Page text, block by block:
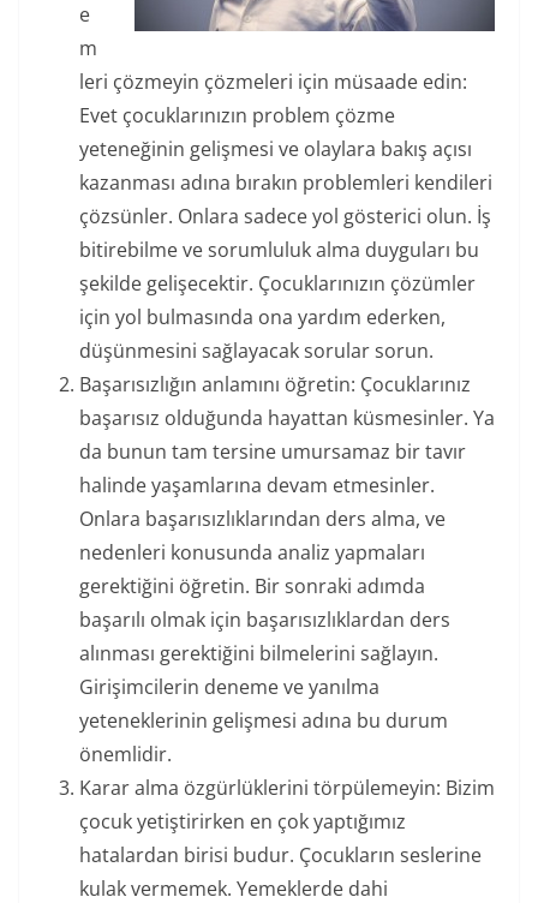
e
m
leri çözmeyin çözmeleri için müsaade edin:
Evet çocuklarınızın problem çözme
yeteneğinin gelişmesi ve olaylara bakış açısı
kazanması adına bırakın problemleri kendileri
çözsünler. Onlara sadece yol gösterici olun. İş
bitirebilme ve sorumluluk alma duyguları bu
şekilde gelişecektir. Çocuklarınızın çözümler
için yol bulmasında ona yardım ederken,
düşünmesini sağlayacak sorular sorun.
Başarısızlığın anlamını öğretin: Çocuklarınız
başarısız olduğunda hayattan küsmesinler. Ya
da bunun tam tersine umursamaz bir tavır
halinde yaşamlarına devam etmesinler.
Onlara başarısızlıklarından ders alma, ve
nedenleri konusunda analiz yapmaları
gerektiğini öğretin. Bir sonraki adımda
başarılı olmak için başarısızlıklardan ders
alınması gerektiğini bilmelerini sağlayın.
Girişimcilerin deneme ve yanılma
yeteneklerinin gelişmesi adına bu durum
önemlidir.
Karar alma özgürlüklerini törpülemeyin: Bizim
çocuk yetiştirirken en çok yaptığımız
hatalardan birisi budur. Çocukların seslerine
kulak vermemek. Yemeklerde dahi